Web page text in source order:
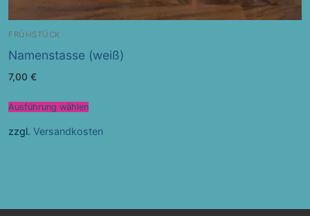
FRÜHSTÜCK
Namenstasse (weiß)
7,00 €
Ausführung wählen
zzgl. Versandkosten